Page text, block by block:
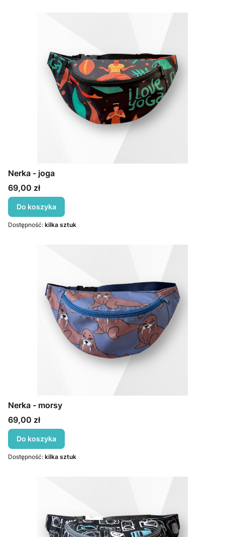
Nerka - joga
Cena
69,00 zł
Do koszyka
Dostępność: kilka sztuk
Nerka - morsy
Cena
69,00 zł
Do koszyka
Dostępność: kilka sztuk